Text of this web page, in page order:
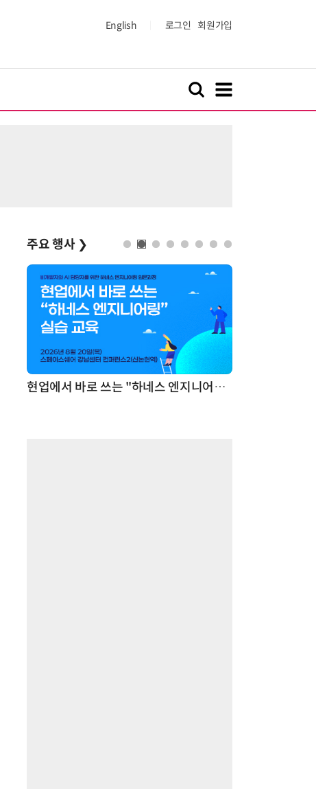
English 로그인 회원가입
주요 행사 ❯
현업에서 바로 쓰는 "하네스 엔지니어링" 실습 교육